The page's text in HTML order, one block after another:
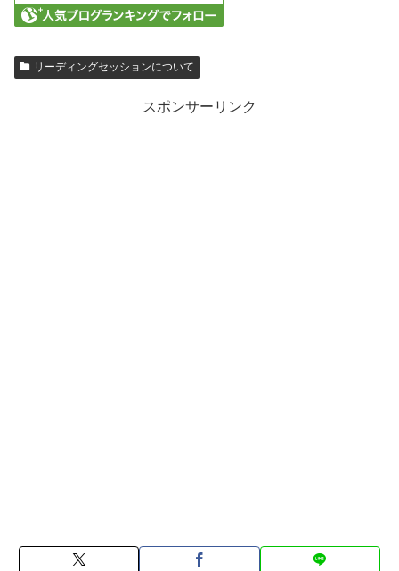
リーディングセッションについて
スポンサーリンク